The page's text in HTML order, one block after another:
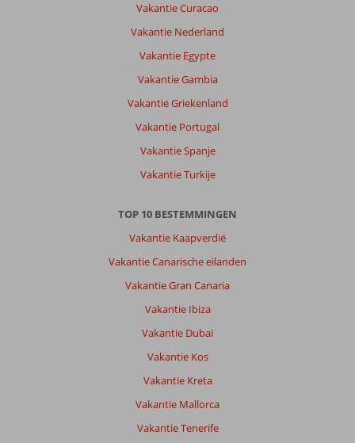
Vakantie Curacao
Vakantie Nederland
Vakantie Egypte
Vakantie Gambia
Vakantie Griekenland
Vakantie Portugal
Vakantie Spanje
Vakantie Turkije
TOP 10 BESTEMMINGEN
Vakantie Kaapverdië
Vakantie Canarische eilanden
Vakantie Gran Canaria
Vakantie Ibiza
Vakantie Dubai
Vakantie Kos
Vakantie Kreta
Vakantie Mallorca
Vakantie Tenerife